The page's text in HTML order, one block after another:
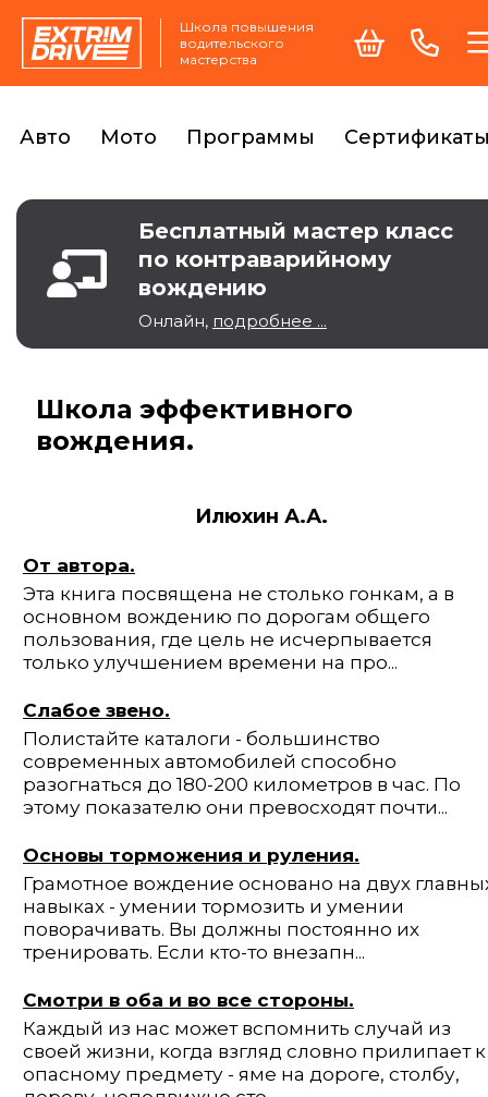
Школа повышения
водительского
мастерства
Авто Мото Программы
Бесплатный мастер класс
по контраварийному
вождению
Онлайн, подробнее ...
Школа эффективного
вождения.
Илюхин А.А.
От автора.
Эта книга посвящена не столько гонкам, а в
основном вождению по дорогам общего
пользования, где цель не исчерпывается
только улучшением времени на про...
Слабое звено.
Полистайте каталоги - большинство
современных автомобилей способно
разогнаться до 180-200 километров в час. По
этому показателю они превосхо­дят почти...
Основы торможения и руления.
Грамотное вождение основано на двух
навыках - умении тормо­зить и умении
поворачивать. Вы должны постоянно их
тренировать. Если кто-то внезапн...
Смотри в оба и во все стороны.
Каждый из нас может вспомнить случай из
своей жизни, когда взгляд словно прилипает к
опасному предмету - яме на дороге, столбу,